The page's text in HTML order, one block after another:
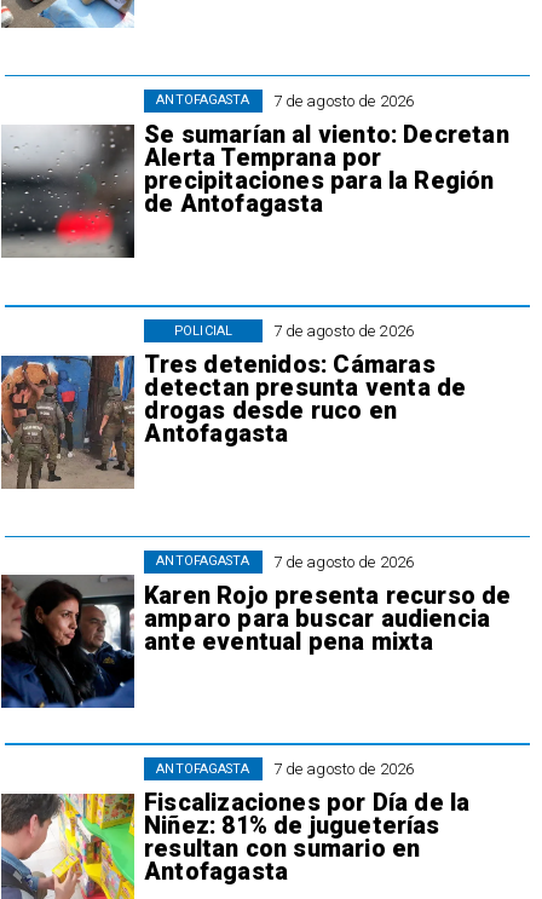
7 de agosto de 2026
Se sumarían al viento: Decretan
Alerta Temprana por
precipitaciones para la Región
de Antofagasta
ANTOFAGASTA
7 de agosto de 2026
Tres detenidos: Cámaras
detectan presunta venta de
drogas desde ruco en
Antofagasta
POLICIAL
7 de agosto de 2026
Karen Rojo presenta recurso de
amparo para buscar audiencia
ante eventual pena mixta
ANTOFAGASTA
7 de agosto de 2026
Fiscalizaciones por Día de la
Niñez: 81% de jugueterías
resultan con sumario en
Antofagasta
ANTOFAGASTA